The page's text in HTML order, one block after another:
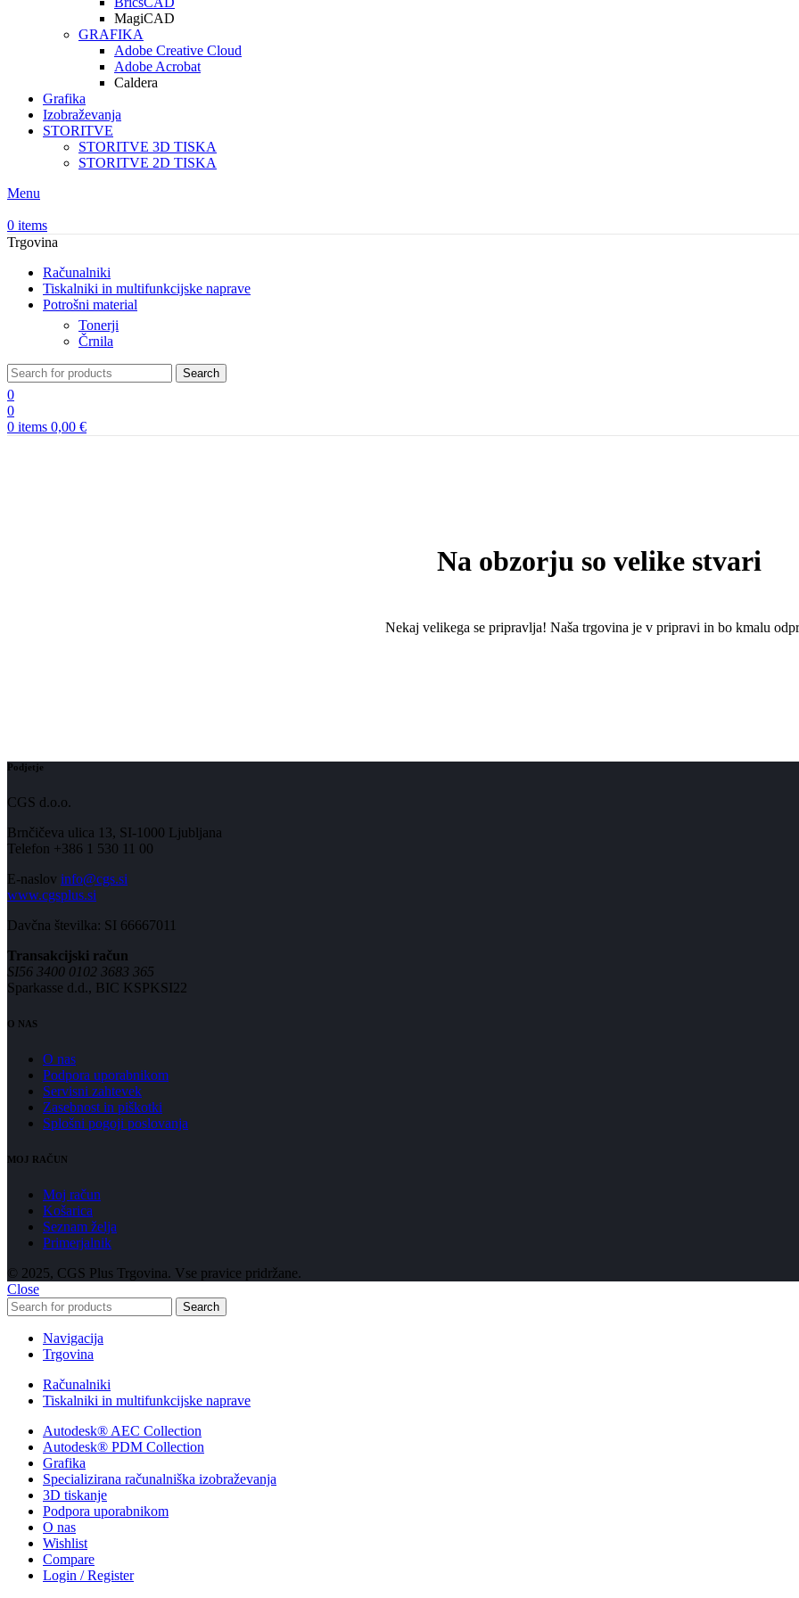
MagiCAD
GRAFIKA
Adobe Creative Cloud
Adobe Acrobat
Caldera
Grafika
Izobraževanja
STORITVE
STORITVE 3D TISKA
STORITVE 2D TISKA
Menu
0 items
Trgovina
Računalniki
Tiskalniki in multifunkcijske naprave
Potrošni material
Tonerji
Črnila
Search
0
0
0 items 0,00 €
Na obzorju so velike stvari
Nekaj ​​velikega se pripravlja! Naša trgovina je v pripravi in ​​bo kmalu
Podjetje
CGS d.o.o.
Brnčičeva ulica 13, SI-1000 Ljubljana
Telefon +386 1 530 11 00
E-naslov info@cgs.si
www.cgsplus.si
Davčna številka: SI 66667011
Transakcijski račun
SI56 3400 0102 3683 365
Sparkasse d.d., BIC KSPKSI22
O NAS
O nas
Podpora uporabnikom
Servisni zahtevek
Zasebnost in piškotki
Splošni pogoji poslovanja
MOJ RAČUN
Moj račun
Košarica
Seznam želja
Primerjalnik
© 2025, CGS Plus Trgovina. Vse pravice pridržane.
Close
Search
Navigacija
Trgovina
Računalniki
Tiskalniki in multifunkcijske naprave
Autodesk® AEC Collection
Autodesk® PDM Collection
Grafika
Specializirana računalniška izobraževanja
3D tiskanje
Podpora uporabnikom
O nas
Wishlist
Compare
Login / Register